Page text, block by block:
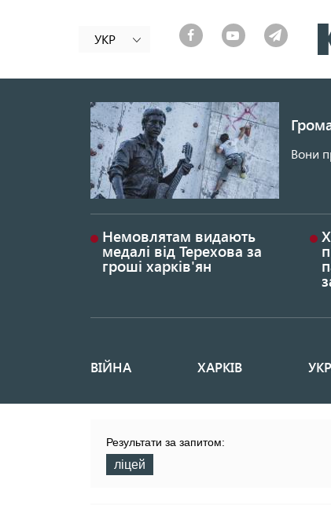
УКР
Вони
Немовлятам видають
медалі від Терехова за
гроші харків'ян
Основная
ВІЙНА ХАРКІВ
Результати за запитом:
ліцей